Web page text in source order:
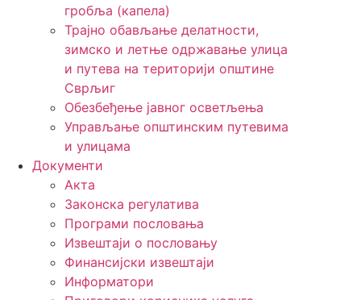
гробља (капела)
Трајно обављање делатности,
зимско и летње одржавање улица
и путева на територији општине
Сврљиг
Обезбеђење јавног осветљења
Управљање општинским путевима
и улицама
Документи
Акта
Законска регулатива
Програми пословања
Извештаји о пословању
Финансијски извештаји
Информатори